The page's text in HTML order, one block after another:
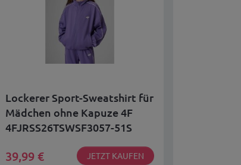
Lockerer Sport-Sweatshirt für
Mädchen ohne Kapuze 4F
4FJRSS26TSWSF3057-51S
39,99 € JETZT KAUFEN